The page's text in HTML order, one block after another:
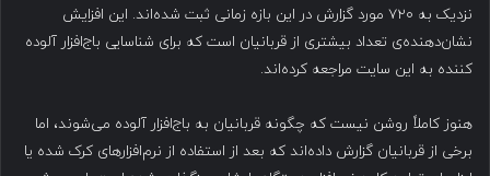
نزدیک به ۷۲۰ مورد گزارش در این بازه زمانی ثبت شده‌اند. این افزایش
نشان‌دهنده‌ی تعداد بیشتری از قربانیان است که برای شناسایی باج‌افزار آلوده
کننده به این سایت مراجعه کرده‌اند.
هنوز کاملاً روشن نیست که چگونه قربانیان به باج‌افزار آلوده می‌شوند، اما
برخی از قربانیان گزارش داده‌اند که بعد از استفاده از نرم‌افزارهای کرک شده یا